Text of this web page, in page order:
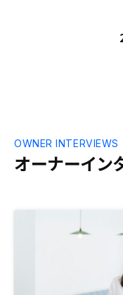
オーナーイン
OWNER INTERVIEWS